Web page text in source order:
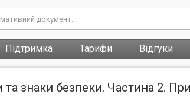
Підтримка Тарифи Відгуки
знаки безпеки. Частина 2.